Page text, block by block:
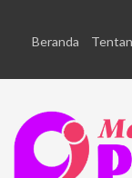
Beranda